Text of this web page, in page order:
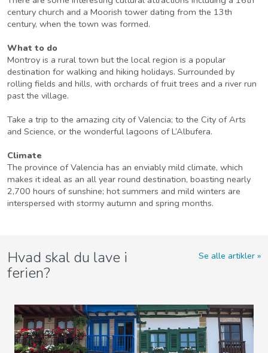
century church and a Moorish tower dating from the 13th
century, when the town was formed.
What to do
Montroy is a rural town but the local region is a popular
destination for walking and hiking holidays. Surrounded by
rolling fields and hills, with orchards of fruit trees and a river run
past the village.
Take a trip to the amazing city of Valencia; to the City of Arts
and Science, or the wonderful lagoons of L’Albufera.
Climate
The province of Valencia has an enviably mild climate, which
makes it ideal as an all year round destination, boasting nearly
2,700 hours of sunshine; hot summers and mild winters are
interspersed with stormy autumn and spring months.
Hvad skal du lave i
ferien?
Se alle artikler